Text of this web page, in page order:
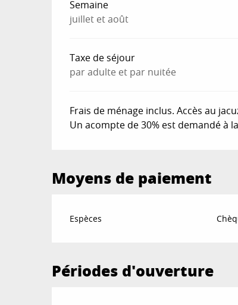
Semaine
juillet et août
Taxe de séjour
par adulte et par nuitée
Frais de ménage inclus. Accès au
Un acompte de 30% est demandé à
Moyens de paiement
Espèces
Périodes d'ouverture